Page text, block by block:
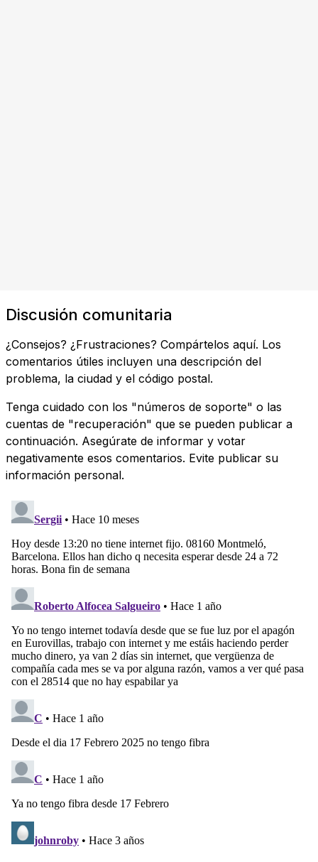
Discusión comunitaria
¿Consejos? ¿Frustraciones? Compártelos aquí. Los
comentarios útiles incluyen una descripción del
problema, la ciudad y el código postal.
Tenga cuidado con los "números de soporte" o las
cuentas de "recuperación" que se pueden publicar a
continuación. Asegúrate de informar y votar
negativamente esos comentarios. Evite publicar su
información personal.